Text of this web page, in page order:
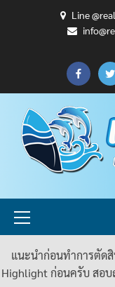
Line
Primary
แนะนำก่อนทำการตัด
Highlight ก่อนครับ สอบ